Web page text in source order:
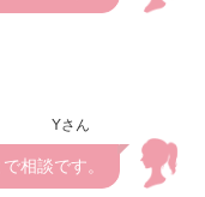
Yさん
相談です。